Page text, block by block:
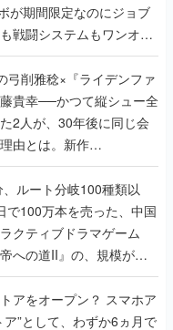
弓削雅稔×『ライデンファ
貴幸──かつて縦シュー全
2人が、30年後に同じ会
由とは。新作
』で初タッグを組
人に訊く開発秘話
ルート分岐100種類以
100万本を売った、中国
クティブドラマゲーム
への道II』の、規模が違
デューサーに聞いた
オープン？ スマホア
ア”として、わずか6ヵ月で
を行った発見型ストア
！』仕掛け人に話を聞い